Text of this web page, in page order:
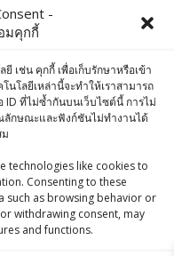
-
มคุกกี้
เช่น คุกกี้ เพื่อเก็บรักษาหรือเข้า
โลยีเหล่านี้จะทำให้เราสามารถ
ID ที่ไม่ซ้ำกันบนเว็บไซต์นี้ การไม่
กษณะและฟังก์ชันไม่ทำงานได้
technologies like cookies to
Consenting to these
such as browsing behavior or
withdrawing consent, may
and functions.